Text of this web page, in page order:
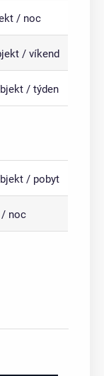
/ noc
/ víkend
/ týden
/ pobyt
/ noc